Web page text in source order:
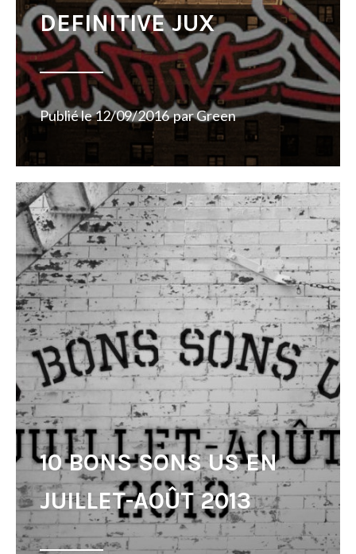
DEFINITIVE JUX
Publié le12/09/2016 parGreen
10 BONS SONS US EN
JUILLET-AOÛT 2013